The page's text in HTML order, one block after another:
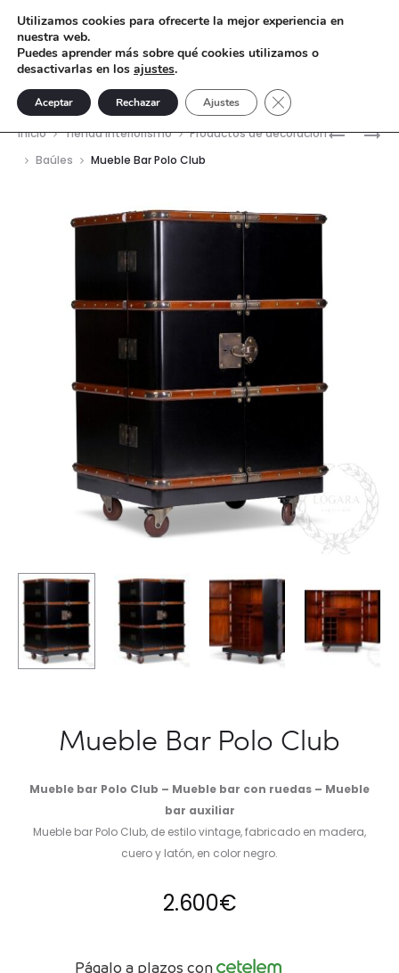
Inicio Tienda interiorismo
Productos de decoración
Baúles
Mueble Bar Polo Club
Mueble Bar Polo Club
Mueble bar Polo Club – Mueble bar con ruedas – Mueble
bar auxiliar
Mueble bar Polo Club, de estilo vintage, fabricado en madera,
cuero y latón, en color negro.
2.600€
Págalo a plazos con
Utilizamos cookies para ofrecerte la mejor experiencia en
nuestra web.
Puedes aprender más sobre qué cookies utilizamos o
desactivarlas en los ajustes.
Aceptar Rechazar Ajustes Cerrar el banner de